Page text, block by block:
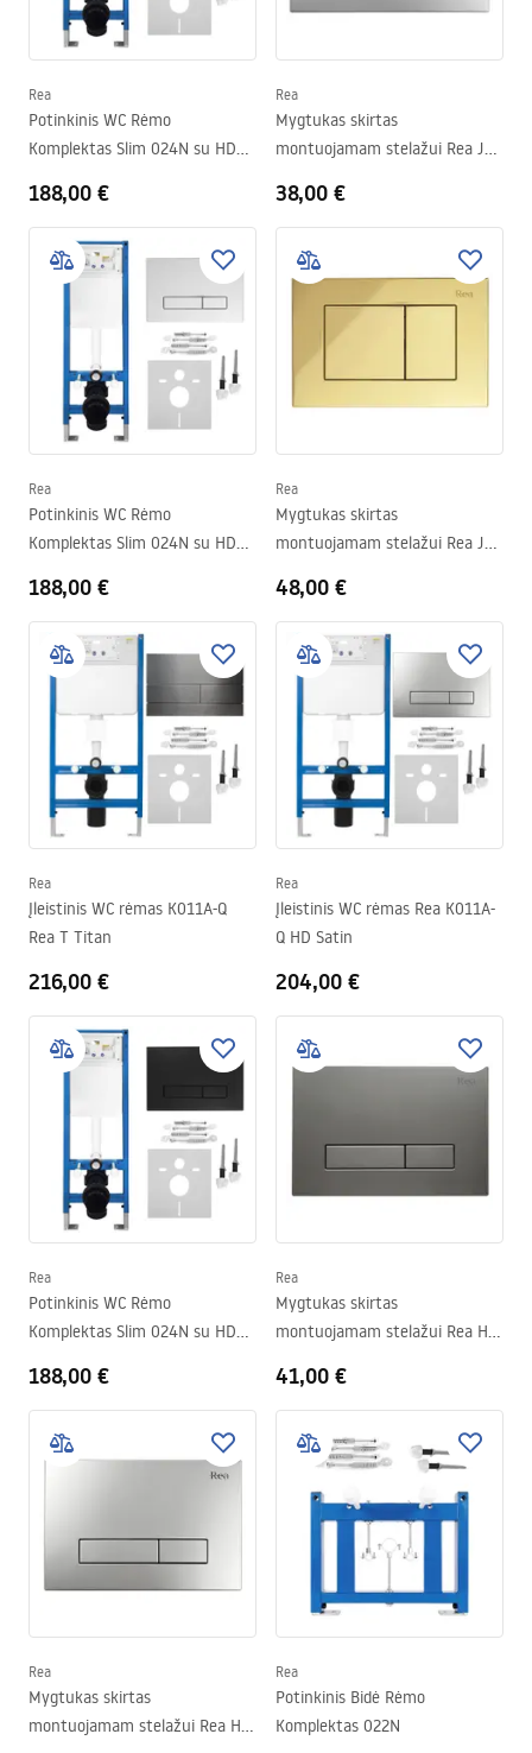
Rea
Potinkinis WC Rėmo
Komplektas Slim 024N su HD
188,00 €
Rea
Mygtukas skirtas
montuojamam stelažui Rea J
38,00 €
Rea
Potinkinis WC Rėmo
Komplektas Slim 024N su HD
188,00 €
Rea
Mygtukas skirtas
montuojamam stelažui Rea J
48,00 €
Rea
Įleistinis WC rėmas K011A-Q
Rea T Titan
216,00 €
Rea
Įleistinis WC rėmas Rea K011A-
Q HD Satin
204,00 €
Rea
Potinkinis WC Rėmo
Komplektas Slim 024N su HD
188,00 €
Rea
Mygtukas skirtas
montuojamam stelažui Rea HD
41,00 €
Rea
Mygtukas skirtas
montuojamam stelažui Rea HD
Rea
Potinkinis Bidė Rėmo
Komplektas 022N